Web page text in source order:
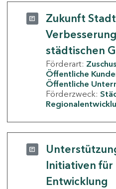
Zukunft
städtischen
Förderart:
Öffentliche
Öffentliche
Förderzweck:
Initiativen
Entwicklung